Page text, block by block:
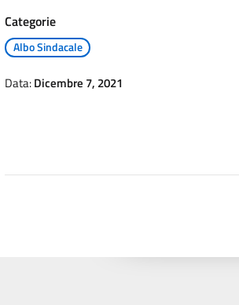
Categorie
Albo Sindacale
Data:Dicembre 7, 2021